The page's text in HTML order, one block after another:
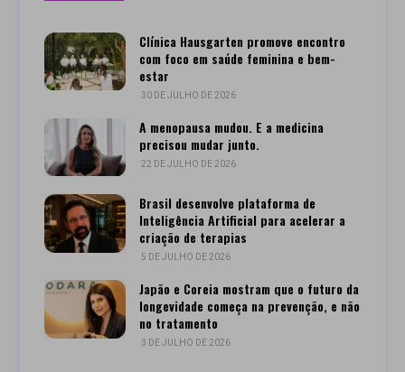
Clínica Hausgarten promove encontro
com foco em saúde feminina e bem-
estar
30 DE JULHO DE 2026
A menopausa mudou. E a medicina
precisou mudar junto.
22 DE JULHO DE 2026
Brasil desenvolve plataforma de
Inteligência Artificial para acelerar a
criação de terapias
5 DE JULHO DE 2026
Japão e Coreia mostram que o futuro da
longevidade começa na prevenção, e não
no tratamento
3 DE JULHO DE 2026